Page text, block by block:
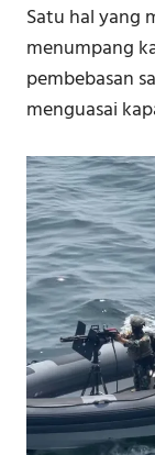
Satu hal yang
menumpang
pembebasan
menguasai